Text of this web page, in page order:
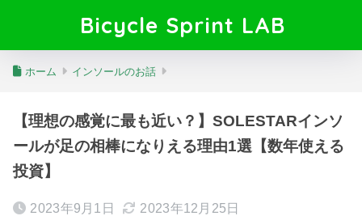
Bicycle Sprint LAB
ホーム インソールのお話
【理想の感覚に最も近い？】SOLESTARインソ
ールが足の相棒になりえる理由1選【数年使える
投資】
2023年9月1日 2023年12月25日